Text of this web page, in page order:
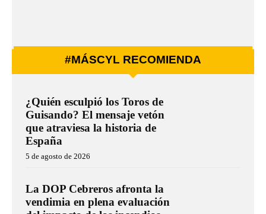
#MÁSCYL RECOMIENDA
¿Quién esculpió los Toros de
Guisando? El mensaje vetón
que atraviesa la historia de
España
5 de agosto de 2026
La DOP Cebreros afronta la
vendimia en plena evaluación